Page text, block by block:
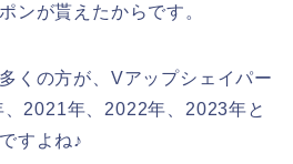
ンが貰えたからです。
くの方が、Vアップシェイパー
2021年、2022年、2023年と
すよね♪